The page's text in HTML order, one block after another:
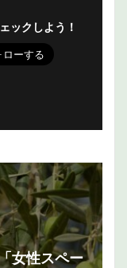
ックしよう！
女性スペー